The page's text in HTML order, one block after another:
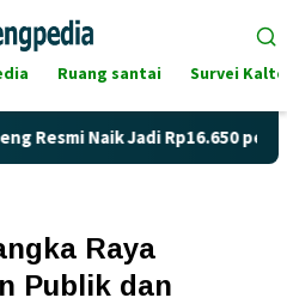
Ruang santai Survei
Jadi Rp16.650 per Liter
Raya
Publik dan